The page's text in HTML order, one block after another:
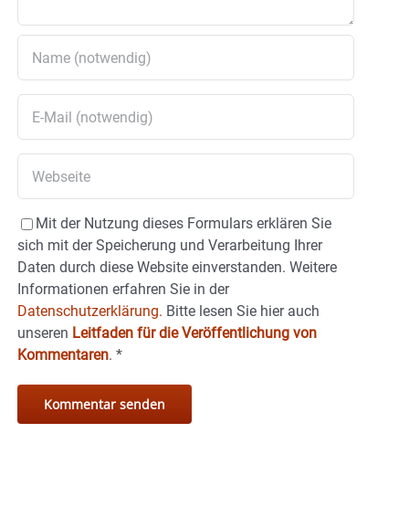
Mit der Nutzung dieses Formulars erklären Sie
sich mit der Speicherung und Verarbeitung Ihrer
Daten durch diese Website einverstanden. Weitere
Informationen erfahren Sie in der
Datenschutzerklärung. Bitte lesen Sie hier auch
unseren Leitfaden für die Veröffentlichung von
Kommentaren. *